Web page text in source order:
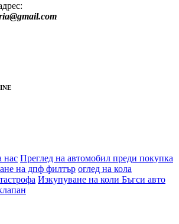
нас Преглед на автомобил преди покупка
на дпф филтър оглед на кола
Изкупуване на коли Бъгси авто